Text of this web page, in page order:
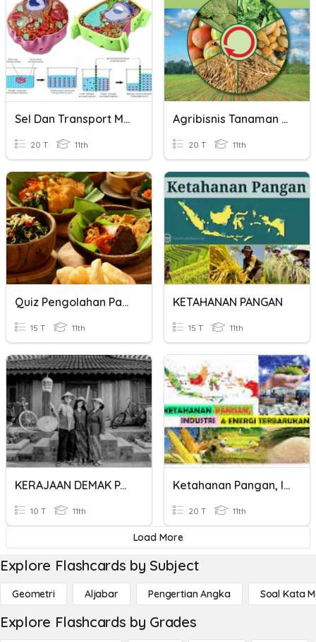
Sel Dan Transport Membran
20 T 11th
Agribisnis Tanaman Pangan Dan Palawija
20 T 11th
Quiz Pengolahan Pangan Nusantara Dan Mancanegara
15 T 11th
KETAHANAN PANGAN
15 T 11th
KERAJAAN DEMAK PAJANG DAN MATARAM ISLAM
10 T 11th
Ketahanan Pangan, Industri Dan Energi Terbarukan
20 T 11th
Load More
Explore Flashcards by Subject
Geometri Aljabar Pengertian Angka Soal Kata
Explore Flashcards by Grades